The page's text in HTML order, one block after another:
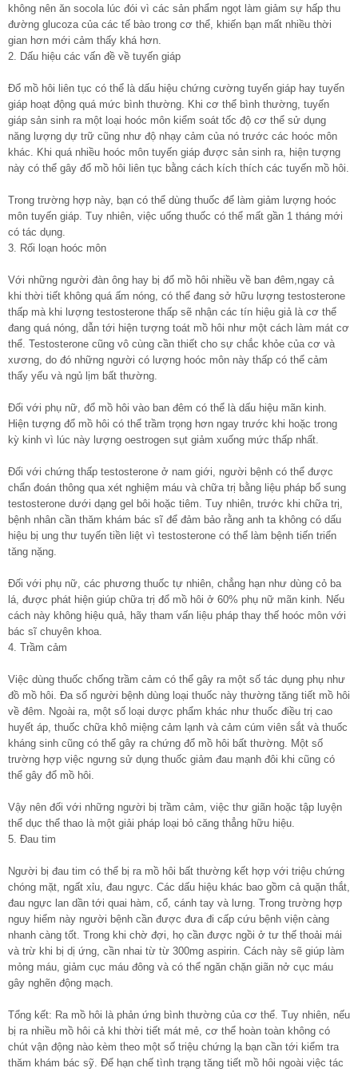
không nên ăn socola lúc đói vì các sản phẩm ngọt làm giảm sự hấp thu
đường glucoza của các tế bào trong cơ thể, khiến bạn mất nhiều thời
gian hơn mới cảm thấy khá hơn.
2. Dấu hiệu các vấn đề về tuyến giáp
Đổ mồ hôi liên tục có thể là dấu hiệu chứng cường tuyến giáp hay tuyến
giáp hoạt động quá mức bình thường. Khi cơ thể bình thường, tuyến
giáp sản sinh ra một loại hoóc môn kiểm soát tốc độ cơ thể sử dụng
năng lượng dự trữ cũng như độ nhạy cảm của nó trước các hoóc môn
khác. Khi quá nhiều hoóc môn tuyến giáp được sản sinh ra, hiện tượng
này có thể gây đổ mồ hôi liên tục bằng cách kích thích các tuyến mồ hôi.
Trong trường hợp này, bạn có thể dùng thuốc để làm giảm lượng hoóc
môn tuyến giáp. Tuy nhiên, việc uống thuốc có thể mất gần 1 tháng mới
có tác dụng.
3. Rối loạn hoóc môn
Với những người đàn ông hay bị đổ mồ hôi nhiều về ban đêm,ngay cả
khi thời tiết không quá ấm nóng, có thể đang sở hữu lượng testosterone
thấp mà khi lượng testosterone thấp sẽ nhận các tín hiệu giả là cơ thể
đang quá nóng, dẫn tới hiện tượng toát mồ hôi như một cách làm mát cơ
thể. Testosterone cũng vô cùng cần thiết cho sự chắc khỏe của cơ và
xương, do đó những người có lượng hoóc môn này thấp có thể cảm
thấy yếu và ngủ lịm bất thường.
Đối với phụ nữ, đổ mồ hôi vào ban đêm có thể là dấu hiệu mãn kinh.
Hiện tượng đổ mồ hôi có thể trầm trọng hơn ngay trước khi hoặc trong
kỳ kinh vì lúc này lượng oestrogen sụt giảm xuống mức thấp nhất.
Đối với chứng thấp testosterone ở nam giới, người bệnh có thể được
chẩn đoán thông qua xét nghiệm máu và chữa trị bằng liệu pháp bổ sung
testosterone dưới dạng gel bôi hoặc tiêm. Tuy nhiên, trước khi chữa trị,
bệnh nhân cần thăm khám bác sĩ để đảm bảo rằng anh ta không có dấu
hiệu bị ung thư tuyến tiền liệt vì testosterone có thể làm bệnh tiến triển
tăng nặng.
Đối với phụ nữ, các phương thuốc tự nhiên, chẳng hạn như dùng cỏ ba
lá, được phát hiện giúp chữa trị đổ mồ hôi ở 60% phụ nữ mãn kinh. Nếu
cách này không hiệu quả, hãy tham vấn liệu pháp thay thế hoóc môn với
bác sĩ chuyên khoa.
4. Trầm cảm
Việc dùng thuốc chống trầm cảm có thể gây ra một số tác dụng phụ như
đồ mồ hôi. Đa số người bệnh dùng loại thuốc này thường tăng tiết mồ hôi
về đêm. Ngoài ra, một số loại dược phẩm khác như thuốc điều trị cao
huyết áp, thuốc chữa khô miệng cảm lạnh và cảm cúm viên sắt và thuốc
kháng sinh cũng có thể gây ra chứng đổ mồ hôi bất thường. Một số
trường hợp việc ngưng sử dụng thuốc giảm đau mạnh đôi khi cũng có
thể gây đổ mồ hôi.
Vậy nên đối với những người bị trầm cảm, việc thư giãn hoặc tập luyện
thể dục thể thao là một giải pháp loại bỏ căng thẳng hữu hiệu.
5. Đau tim
Người bị đau tim có thể bị ra mồ hôi bất thường kết hợp với triệu chứng
chóng mặt, ngất xỉu, đau ngực. Các dấu hiệu khác bao gồm cả quặn thắt,
đau ngực lan dần tới quai hàm, cổ, cánh tay và lưng. Trong trường hợp
nguy hiểm này người bệnh cần được đưa đi cấp cứu bệnh viện càng
nhanh càng tốt. Trong khi chờ đợi, họ cần được ngồi ở tư thế thoải mái
và trừ khi bị dị ứng, cần nhai từ từ 300mg aspirin. Cách này sẽ giúp làm
mỏng máu, giảm cục máu đông và có thể ngăn chặn giãn nở cục máu
gây nghẽn động mạch.
Tổng kết: Ra mồ hôi là phản ứng bình thường của cơ thể. Tuy nhiên, nếu
bị ra nhiều mồ hôi cả khi thời tiết mát mẻ, cơ thể hoàn toàn không có
chút vận động nào kèm theo một số triệu chứng lạ bạn cần tới kiểm tra
thăm khám bác sỹ. Để hạn chế tình trạng tăng tiết mồ hôi ngoài việc tác